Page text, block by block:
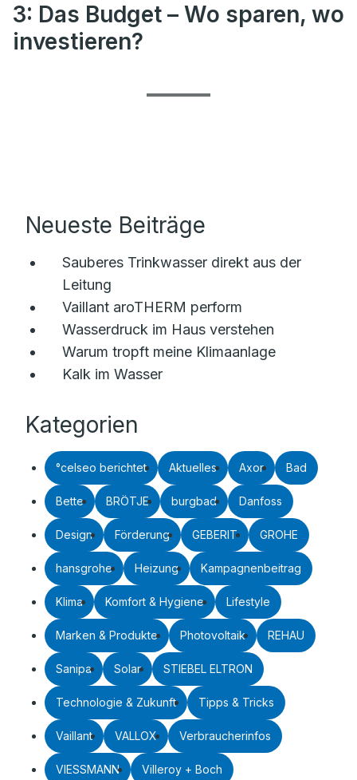
3: Das Budget – Wo sparen, wo
investieren?
Neueste Beiträge
Sauberes Trinkwasser direkt aus der
Leitung
Vaillant aroTHERM perform
Wasserdruck im Haus verstehen
Warum tropft meine Klimaanlage
Kalk im Wasser
Kategorien
°celseo berichtet Aktuelles Axor Bad
Bette BRÖTJE burgbad Danfoss
Design Förderung GEBERIT GROHE
hansgrohe Heizung Kampagnenbeitrag
Klima Komfort & Hygiene Lifestyle
Marken & Produkte Photovoltaik REHAU
Sanipa Solar STIEBEL ELTRON
Technologie & Zukunft Tipps & Tricks
Vaillant VALLOX Verbraucherinfos
VIESSMANN Villeroy + Boch